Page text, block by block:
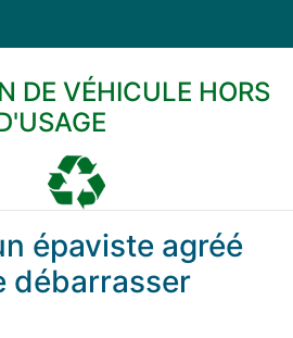
DE VÉHICULE HORS
épaviste agréé
débarrasser